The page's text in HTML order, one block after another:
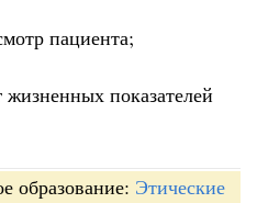
пациента;
показателей
образование: Этические